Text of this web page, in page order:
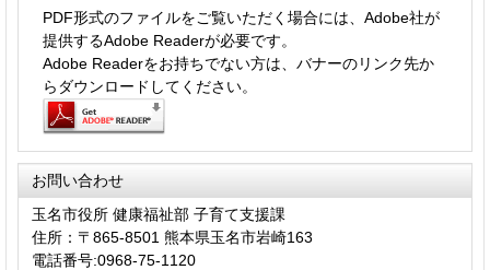
PDF形式のファイルをご覧いただく場合には、Adobe社が
提供するAdobe Readerが必要です。
Adobe Readerをお持ちでない方は、バナーのリンク先か
らダウンロードしてください。
お問い合わせ
玉名市役所 健康福祉部 子育て支援課
住所：〒865-8501 熊本県玉名市岩崎163
電話番号:0968-75-1120